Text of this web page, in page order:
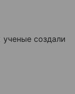
создали